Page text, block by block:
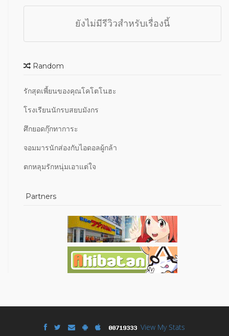
ยังไม่มีรีวิวสำหรับเรื่องนี้
Random
รักสุดเพี้ยนของคุณโคโตโนฮะ
โรงเรียนนักรบสยบมังกร
ศึกยอดกุ๊กทาการะ
จอมมารนักส่องกับไอดอลผู้กล้า
ตกหลุมรักหนุ่มเอาแต่ใจ
Partners
View My Stats